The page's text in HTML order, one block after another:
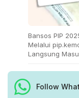
Bansos PIP
Melalui
Langsung
Follow